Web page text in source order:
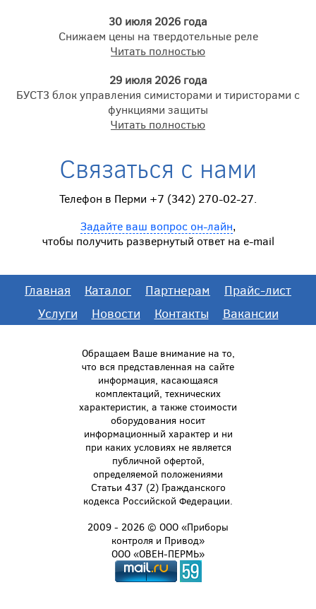
30 июля 2026 года
Снижаем цены на твердотельные реле
Читать полностью
29 июля 2026 года
БУСТ3 блок управления симисторами и тиристорами с
функциями защиты
Читать полностью
Связаться с нами
Телефон в Перми +7 (342) 270-02-27.
Задайте ваш вопрос он-лайн,
чтобы получить развернутый ответ на e-mail
Главная Каталог Партнерам
Прайс-лист
Услуги
Новости Контакты Вакансии
Обращаем Ваше внимание на то,
что вся представленная на сайте
информация, касающаяся
комплектаций, технических
характеристик, а также стоимости
оборудования носит
информационный характер и ни
при каких условиях не является
публичной офертой,
определяемой положениями
Статьи 437 (2) Гражданского
кодекса Российской Федерации.
2009 - 2026 © ООО «Приборы
контроля и Привод»
ООО «ОВЕН-ПЕРМЬ»